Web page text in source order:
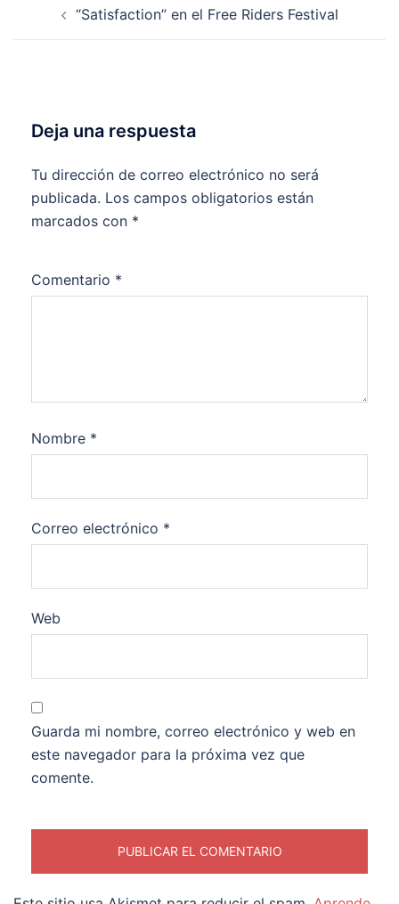
“Satisfaction” en el Free Riders Festival
Deja una respuesta
Tu dirección de correo electrónico no será
publicada. Los campos obligatorios están
marcados con *
Comentario *
Nombre *
Correo electrónico *
Web
Guarda mi nombre, correo electrónico y web en
este navegador para la próxima vez que
comente.